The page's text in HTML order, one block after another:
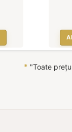
* "Toate